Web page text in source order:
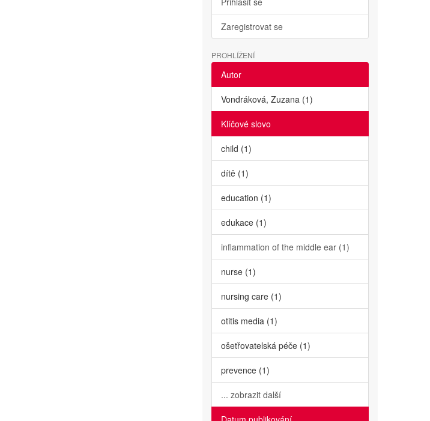
Zaregistrovat se
PROHLÍŽENÍ
Autor
Vondráková, Zuzana (1)
Klíčové slovo
child (1)
dítě (1)
education (1)
edukace (1)
inflammation of the middle ear (1)
nurse (1)
nursing care (1)
otitis media (1)
ošetřovatelská péče (1)
prevence (1)
... zobrazit další